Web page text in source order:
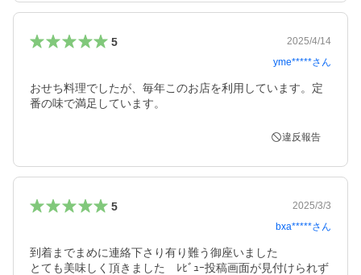
5
2025/4/14
yme*****さん
おせち料理でしたが、毎年このお店を利用しています。定
番の味で満足しています。
違反報告
5
2025/3/3
bxa*****さん
到着までまめに連絡下さり有り難う御座いました
とても美味しく頂きました　ﾚﾋﾞｭｰ投稿画面が見付けられず